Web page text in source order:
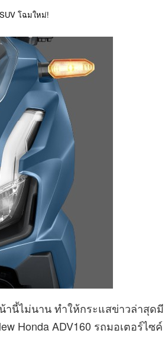
โฉมใหม่!
านี้ไม่นาน ทำให้กระแสข่าวล่าสุดมี
Honda ADV160 รถมอเตอร์ไซค์